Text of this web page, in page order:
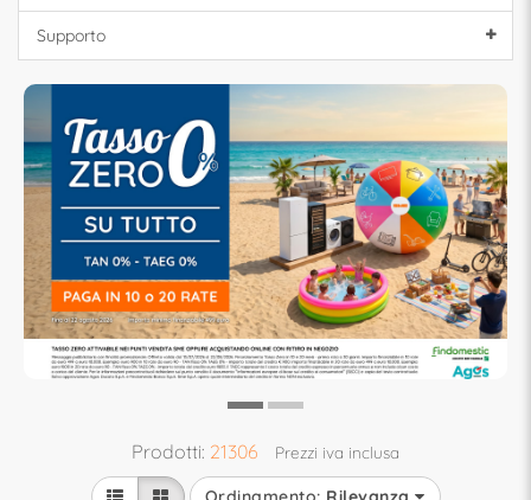
Supporto
Prodotti: 21306 Prezzi iva inclusa